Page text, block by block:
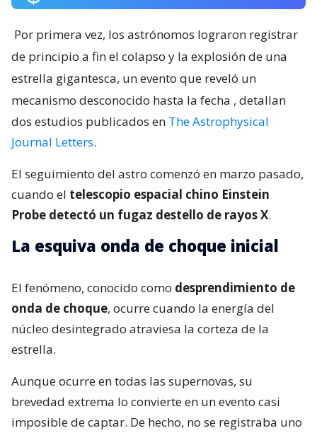
Por primera vez, los astrónomos lograron registrar
de principio a fin el colapso y la explosión de una
estrella gigantesca, un evento que reveló un
mecanismo desconocido hasta la fecha , detallan
dos estudios publicados en The Astrophysical
Journal Letters.
El seguimiento del astro comenzó en marzo pasado,
cuando el telescopio espacial chino Einstein
Probe detectó un fugaz destello de rayos X.
La esquiva onda de choque inicial
El fenómeno, conocido como desprendimiento de
onda de choque, ocurre cuando la energía del
núcleo desintegrado atraviesa la corteza de la
estrella.
Aunque ocurre en todas las supernovas, su
brevedad extrema lo convierte en un evento casi
imposible de captar. De hecho, no se registraba uno